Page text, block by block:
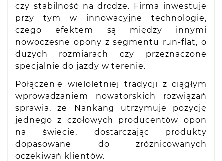
czy stabilność na drodze. Firma inwestuje
przy tym w innowacyjne technologie,
czego efektem są między innymi
nowoczesne opony z segmentu run-flat, o
dużych rozmiarach czy przeznaczone
specjalnie do jazdy w terenie.
Połączenie wieloletniej tradycji z ciągłym
wprowadzaniem nowatorskich rozwiązań
sprawia, że Nankang utrzymuje pozycję
jednego z czołowych producentów opon
na świecie, dostarczając produkty
dopasowane do zróżnicowanych
oczekiwań klientów.